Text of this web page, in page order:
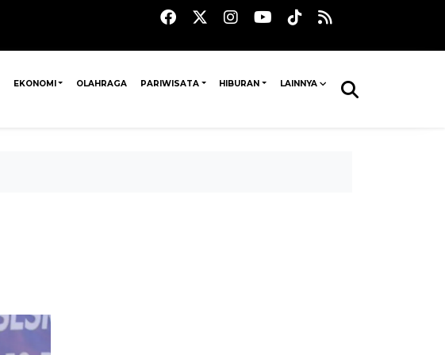
EKONOMI OLAHRAGA PARIWISATA HIBURAN LAINNYA